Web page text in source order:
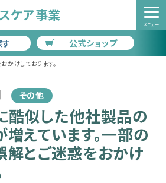
ケア事業
公式ショップ
メニュー
に酷似した他社製品の問い合わせが増えています。一
かけしております。
その他
酷似した他社製品の
えています。一部の
解とご迷惑をおかけ